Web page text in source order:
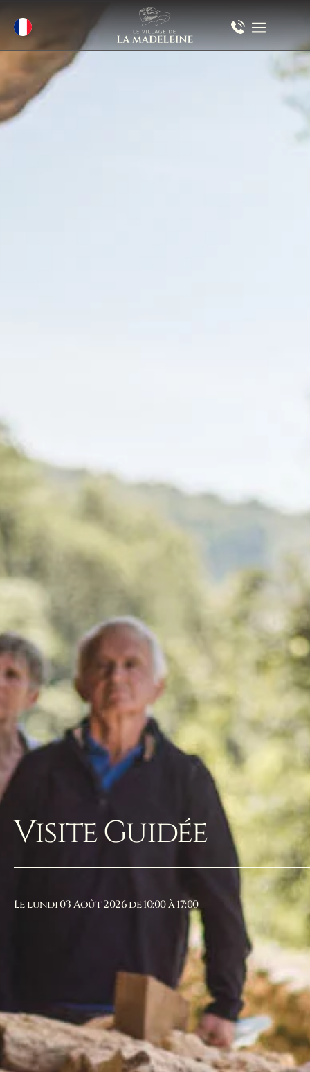
Visite Guidée
Le lundi 03 Août 2026 de 10:00 à 17:00